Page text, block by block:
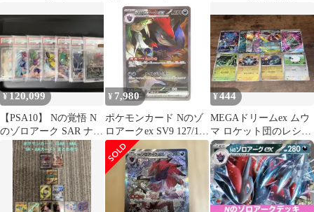
ロアークUR、Nのゾロ
ア4枚セット
¥120,099
【PSA10】 Nの覚悟 N
のゾロアーク SAR ナン
ジャモ ミモザ フウロ
¥ 7,980
ポケモンカード Nのゾ
ロアークex SV9 127/100
SAR ※中古
¥444
MEGAドリームex ムウ
マ ロケット団のレシー
バー その他 RR ミラー